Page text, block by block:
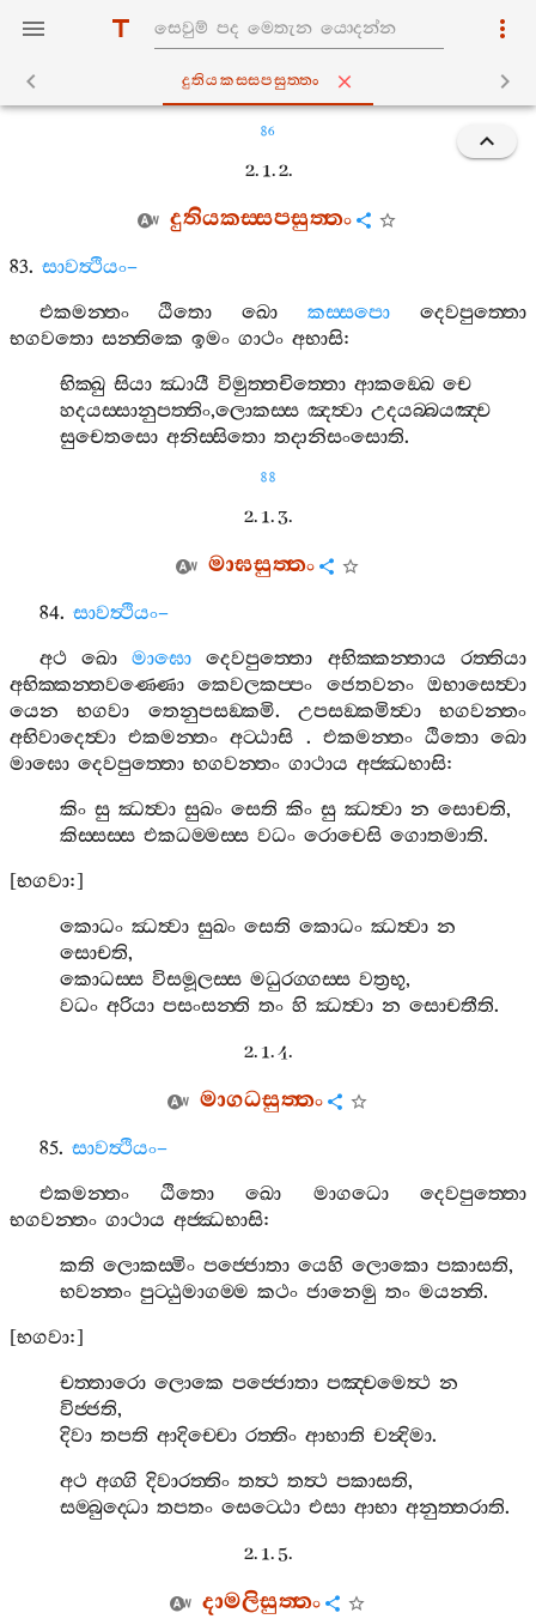
දුතියකස‍්සපසුත‍්තං
86
2. 1. 2.
දුතියකස‍්සපසුත‍්තං
83. සාවත්‍ථියං–
එකමන‍්තං
ඨිතො ඛො කස‍්සපො
දෙවපුත‍්තො
භගවතො සන‍්තිකෙ ඉමං ගාථං අභාසි:
භික‍්ඛු සියා ඣායී විමුත‍්තචිත‍්තො ආකඞ‍්ඛෙ චෙ
හදයස‍්සානුපත‍්තිං,ලොකස‍්ස ඤත්‍වා උදයබ‍්බයඤ‍්ච
සුචෙතසො අනිස‍්සිතො තදානිසංසොති.
88
2. 1. 3.
මාඝසුත‍්තං
84. සාවත්‍ථියං–
අථ
ඛො මාඝො දෙවපුත‍්තො අභික‍්කන‍්තාය
රත‍්තියා
අභික‍්කන‍්තවණ‍්ණො කෙවලකප‍්පං ජෙතවනං ඔභාසෙත්‍වා
යෙන
භගවා තෙනුපසඞ‍්කමි. උපසඞ‍්කමිත්‍වා
භගවන‍්තං
අභිවාදෙත්‍වා එකමන‍්තං අට‍්ඨාසි . එකමන‍්තං ඨිතො ඛො
මාඝො දෙවපුත‍්තො භගවන‍්තං ගාථාය අජ‍්ඣභාසි:
කිං සු ඣත්‍වා සුඛං සෙති කිං සු ඣත්‍වා න සොචති,
කිස‍්සස‍්ස එකධම‍්මස‍්ස වධං රොචෙසි ගොතමාති.
[භගවා:]
කොධං ඣත්‍වා සුඛං සෙති කොධං ඣත්‍වා න
සොචති,
කොධස‍්ස විසමූලස‍්ස මධුරග‍්ගස‍්ස වත්‍රභූ,
වධං අරියා පසංසන‍්ති තං හි ඣත්‍වා න සොචතීති.
2. 1. 4.
මාගධසුත‍්තං
85. සාවත්‍ථියං–
එකමන‍්තං
ඨිතො ඛො මාගධො
දෙවපුත‍්තො
භගවන‍්තං ගාථාය අජ‍්ඣභාසි:
කති ලොකස‍්මිං පජ‍්ජොතා යෙහි ලොකො පකාසති,
භවන‍්තං පුට‍්ඨුමාගම‍්ම කථං ජානෙමු තං මයන‍්ති.
[භගවා:]
චත‍්තාරො ලොකෙ පජ‍්ජොතා පඤ‍්චමෙත්‍ථ න
විජ‍්ජති,
දිවා තපති ආදිච‍්චො රත‍්තිං ආභාති චන්‍දිමා.
අථ අග‍්ගි දිවාරත‍්තිං තත්‍ථ තත්‍ථ පකාසති,
සම‍්බුද‍්ධො තපතං සෙට‍්ඨො එසා ආභා අනුත‍්තරාති.
2. 1. 5.
දාමලිසුත‍්තං